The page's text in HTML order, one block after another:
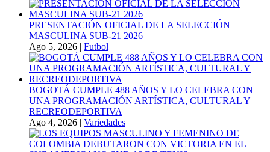
PRESENTACIÓN OFICIAL DE LA SELECCIÓN
MASCULINA SUB-21 2026
Ago 5, 2026 | Futbol
BOGOTÁ CUMPLE 488 AÑOS Y LO CELEBRA CON
UNA PROGRAMACIÓN ARTÍSTICA, CULTURAL Y
RECREODEPORTIVA
Ago 4, 2026 | Variedades